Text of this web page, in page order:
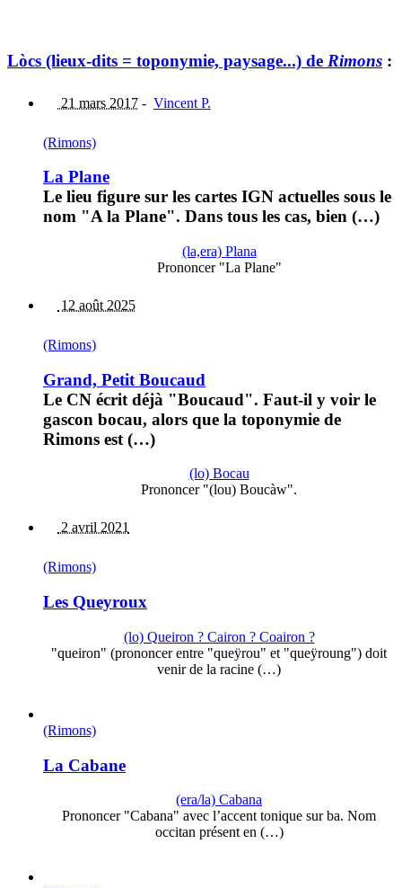
Lòcs (lieux-dits = toponymie, paysage...) de Rimons :
21 mars 2017 - Vincent P.
(Rimons)
La Plane
Le lieu figure sur les cartes IGN actuelles sous le
nom "A la Plane". Dans tous les cas, bien (…)
(la,era) Plana
Prononcer "La Plane"
12 août 2025
(Rimons)
Grand, Petit Boucaud
Le CN écrit déjà "Boucaud". Faut-il y voir le
gascon bocau, alors que la toponymie de
Rimons est (…)
(lo) Bocau
Prononcer "(lou) Boucàw".
2 avril 2021
(Rimons)
Les Queyroux
(lo) Queiron ? Cairon ? Coairon ?
"queiron" (prononcer entre "queÿrou" et "queÿroung") doit
venir de la racine (…)
(Rimons)
La Cabane
(era/la) Cabana
Prononcer "Cabana" avec l’accent tonique sur ba. Nom
occitan présent en (…)